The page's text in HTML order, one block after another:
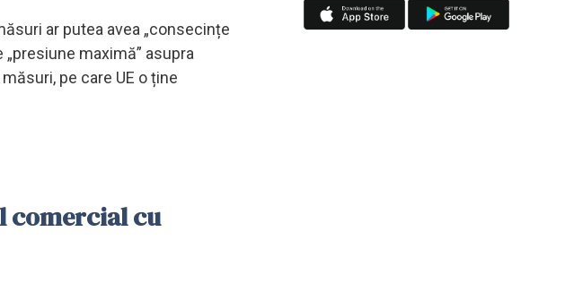
ar putea avea „consecințe
maximă” asupra
pe care UE o ține
comercial cu